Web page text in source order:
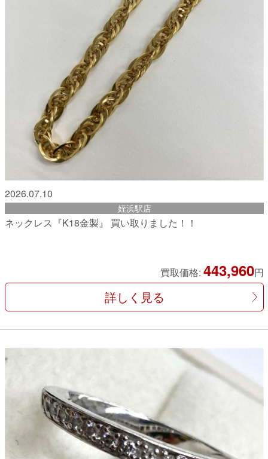
2026.07.10
姪浜駅店
ネックレス『K18金製』 買い取りました！！
買取価格: 443,960円
詳しく見る